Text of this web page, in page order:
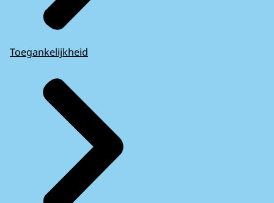
Toegankelijkheid